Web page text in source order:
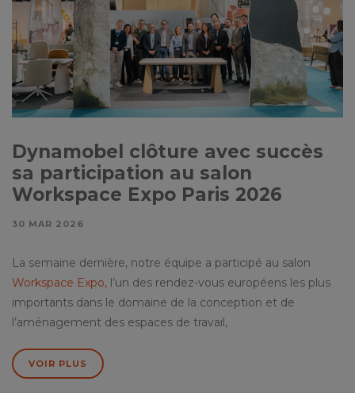
Dynamobel clôture avec succès
sa participation au salon
Workspace Expo Paris 2026
30 MAR 2026
La semaine dernière, notre équipe a participé au salon
Workspace Expo, l’un des rendez-vous européens les plus
importants dans le domaine de la conception et de
l’aménagement des espaces de travail,
VOIR PLUS